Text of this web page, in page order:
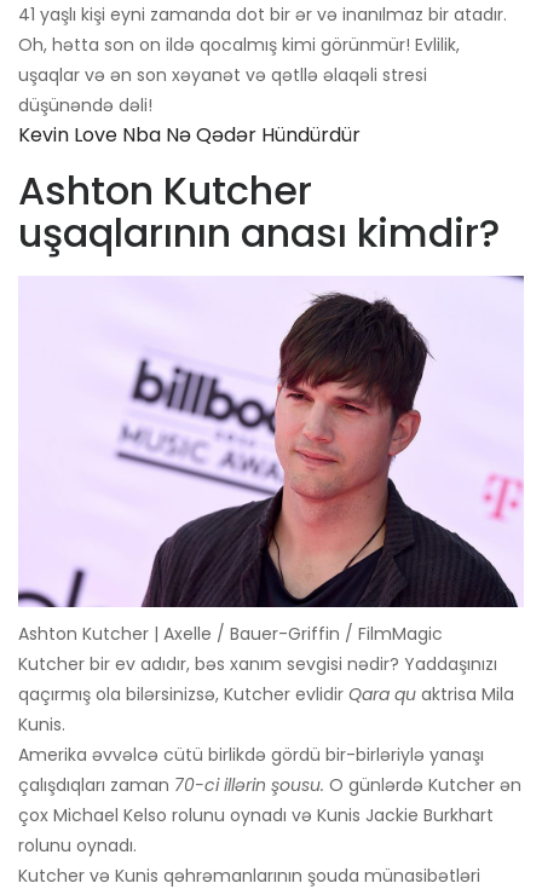
41 yaşlı kişi eyni zamanda dot bir ər və inanılmaz bir atadır.
Oh, hətta son on ildə qocalmış kimi görünmür! Evlilik,
uşaqlar və ən son xəyanət və qətllə əlaqəli stresi
düşünəndə dəli!
Kevin Love Nba Nə Qədər Hündürdür
Ashton Kutcher
uşaqlarının anası kimdir?
Ashton Kutcher | Axelle / Bauer-Griffin / FilmMagic
Kutcher bir ev adıdır, bəs xanım sevgisi nədir? Yaddaşınızı
qaçırmış ola bilərsinizsə, Kutcher evlidir Qara qu aktrisa Mila
Kunis.
Amerika əvvəlcə cütü birlikdə gördü bir-birləriylə yanaşı
çalışdıqları zaman 70-ci illərin şousu. O günlərdə Kutcher ən
çox Michael Kelso rolunu oynadı və Kunis Jackie Burkhart
rolunu oynadı.
Kutcher və Kunis qəhrəmanlarının şouda münasibətləri